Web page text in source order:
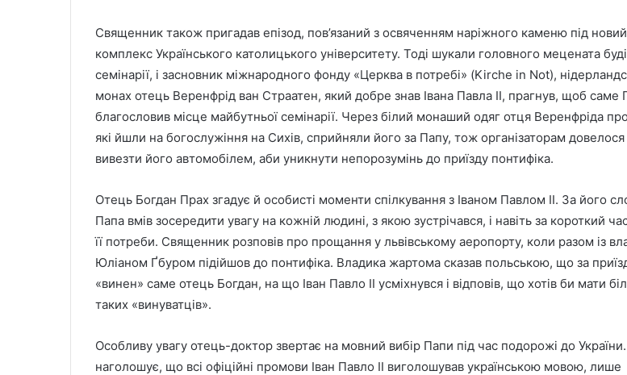
Священник також пригадав епізод, пов’язаний з освяченням наріжного каменю під новий
комплекс Українського католицького університету. Тоді шукали головного мецената
семінарії, і засновник міжнародного фонду «Церква в потребі» (Kirche in Not),
монах отець Веренфрід ван Страатен, який добре знав Івана Павла ІІ, прагнув, щоб саме
благословив місце майбутньої семінарії. Через білий монаший одяг отця Веренфріда
які йшли на богослужіння на Сихів, сприйняли його за Папу, тож організаторам
вивезти його автомобілем, аби уникнути непорозумінь до приїзду понтифіка.
Отець Богдан Прах згадує й особисті моменти спілкування з Іваном Павлом ІІ. За його
Папа вмів зосередити увагу на кожній людині, з якою зустрічався, і навіть за короткий
її потреби. Священник розповів про прощання у львівському аеропорту, коли разом із
Юліаном Ґбуром підійшов до понтифіка. Владика жартома сказав польською, що за
«винен» саме отець Богдан, на що Іван Павло ІІ усміхнувся і відповів, що хотів би мати
таких «винуватців».
Особливу увагу отець-доктор звертає на мовний вибір Папи під час подорожі до України.
наголошує, що всі офіційні промови Іван Павло ІІ виголошував українською мовою, лише